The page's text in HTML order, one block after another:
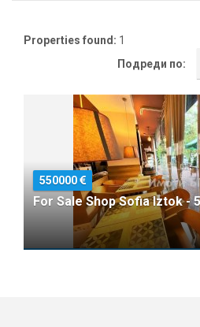
Properties found: 1
Подреди по:
550000
For Sale Shop Sofia Iztok -